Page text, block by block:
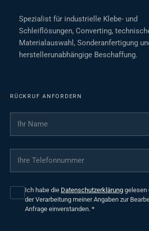
Spezialist für industrielle Klebe- und
Schleiflösungen, Converting,
Materialauswahl, Sonderanfertigung
herstellerunabhängige Beschaffung.
RÜCKRUF ANFORDERN
Ihr Name
Ihre Telefonnummer
Ich habe die Datenschutzerklärung gelesen
der Verarbeitung meiner Angaben zur
Anfrage einverstanden. *